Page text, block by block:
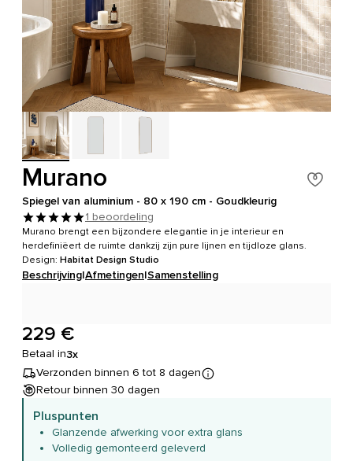
Murano
Spiegel van aluminium - 80 x 190 cm - Goudkleurig
1 beoordeling
Murano brengt een bijzondere elegantie in je interieur en
herdefiniëert de ruimte dankzij zijn pure lijnen en tijdloze glans.
Design: Habitat Design Studio
Beschrijving|Afmetingen|Samenstelling
229 €
Betaal in3x
Verzonden binnen 6 tot 8 dagen
Retour binnen 30 dagen
Pluspunten
Glanzende afwerking voor extra glans
Volledig gemonteerd geleverd